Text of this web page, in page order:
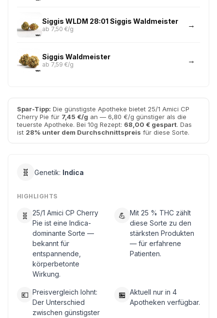
Siggis WLDM 28:01 Siggis Waldmeister
ab 7,50 €/g
Siggis Waldmeister
ab 7,59 €/g
Spar-Tipp: Die günstigste Apotheke bietet 25/1 Amici CP
Cherry Pie für 7,45 €/g an — 6,80 €/g günstiger als die
teuerste Apotheke. Bei 10g Rezept: 68,00 € gespart. Das
ist 28% unter dem Durchschnittspreis für diese Sorte.
🧬 Genetik: Indica
HIGHLIGHTS
🧬
25/1 Amici CP Cherry
Pie ist eine Indica-
dominante Sorte —
bekannt für
entspannende,
körperbetonte
Wirkung.
💪 Mit 25 % THC zählt
diese Sorte zu den
stärksten Produkten
— für erfahrene
Patienten.
💶 Preisvergleich lohnt:
Der Unterschied
zwischen günstigster
🏪 Aktuell nur in 4
Apotheken verfügbar.